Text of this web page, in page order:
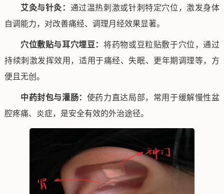
艾灸与针灸： 通过温热刺激或针刺特定穴位，激发身体
自调能力，对改善痛经、调理月经效果显著。
穴位敷贴与耳穴埋豆：将药物或豆粒贴敷于穴位，通过
持续刺激发挥效用，适用于痛经、失眠、更年期调理等，方
便且无创。
中药封包与灌肠： 使药力直达局部，常用于缓解慢性盆
腔疼痛、炎症，是安全有效的外治途径。